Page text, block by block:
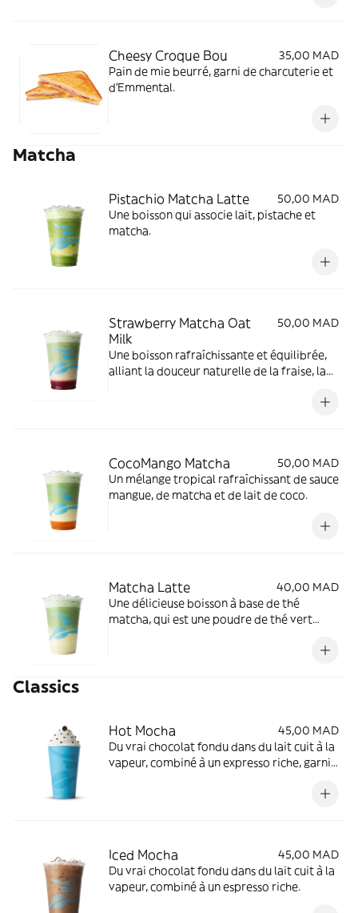
Cheesy Croque Bou
35,00 MAD
Pain de mie beurré, garni de charcuterie et
d'Emmental.
Matcha
Pistachio Matcha Latte
50,00 MAD
Une boisson qui associe lait, pistache et
matcha.
Strawberry Matcha Oat
Milk
50,00 MAD
Une boisson rafraîchissante et équilibrée,
alliant la douceur naturelle de la fraise, la
CocoMango Matcha
50,00 MAD
Un mélange tropical rafraîchissant de sauce
mangue, de matcha et de lait de coco.
Matcha Latte
40,00 MAD
Une délicieuse boisson à base de thé
matcha, qui est une poudre de thé vert
Classics
Hot Mocha
45,00 MAD
Du vrai chocolat fondu dans du lait cuit à la
vapeur, combiné à un expresso riche, garni
Iced Mocha
45,00 MAD
Du vrai chocolat fondu dans du lait cuit à la
vapeur, combiné à un espresso riche.